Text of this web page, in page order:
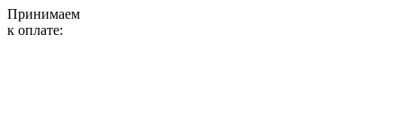
Принимаем
к оплате: